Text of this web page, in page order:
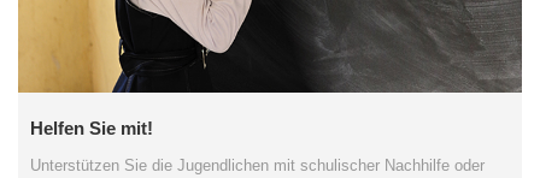
Helfen Sie mit!
Unterstützen Sie die Jugendlichen mit schulischer Nachhilfe oder